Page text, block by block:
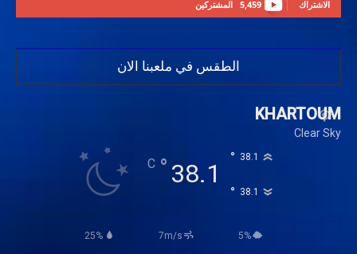
5,459 المشتركين الاشتراك
الطقس في ملعبنا الان
KHARTOUM
Clear Sky
38.1
°
C 38.1
°
38.1
°
25% 7m/s 5%